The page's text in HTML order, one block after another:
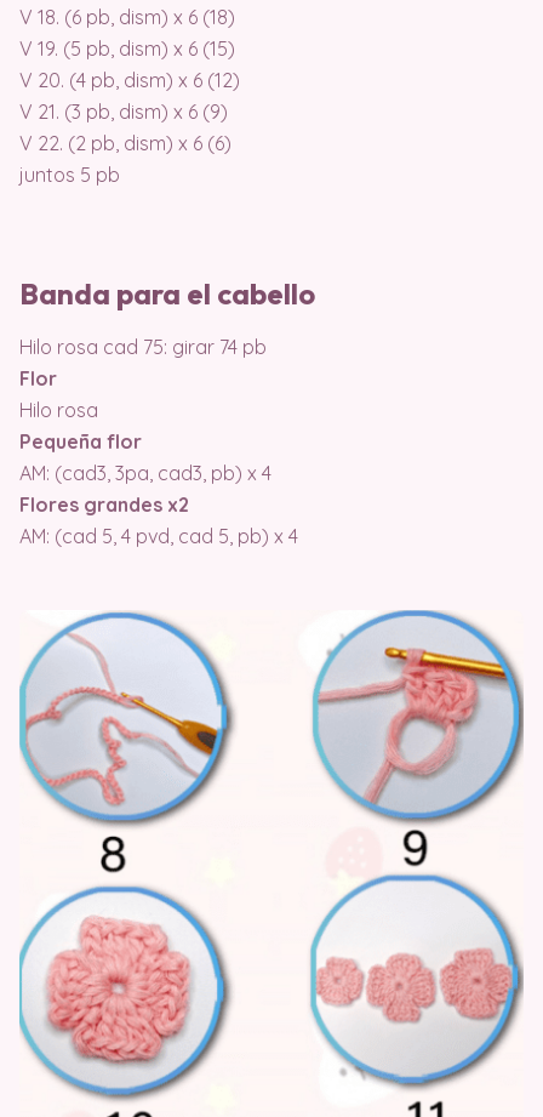
V 18. (6 pb, dism) x 6 (18)
V 19. (5 pb, dism) x 6 (15)
V 20. (4 pb, dism) x 6 (12)
V 21. (3 pb, dism) x 6 (9)
V 22. (2 pb, dism) x 6 (6)
juntos 5 pb
Banda para el cabello
Hilo rosa cad 75: girar 74 pb
Flor
Hilo rosa
Pequeña flor
AM: (cad3, 3pa, cad3, pb) x 4
Flores grandes x2
AM: (cad 5, 4 pvd, cad 5, pb) x 4